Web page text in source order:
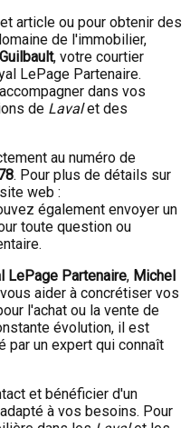
article ou pour obtenir des
de l'immobilier,
, votre courtier
LePage Partenaire.
dans vos
de Lavalet des
au numéro de
. Pour plus de détails sur
web :
également envoyer un
toute question ou
LePage Partenaire, Michel
aider à concrétiser vos
l'achat ou la vente de
évolution, il est
par un expert qui connaît
et bénéficier d'un
à vos besoins. Pour